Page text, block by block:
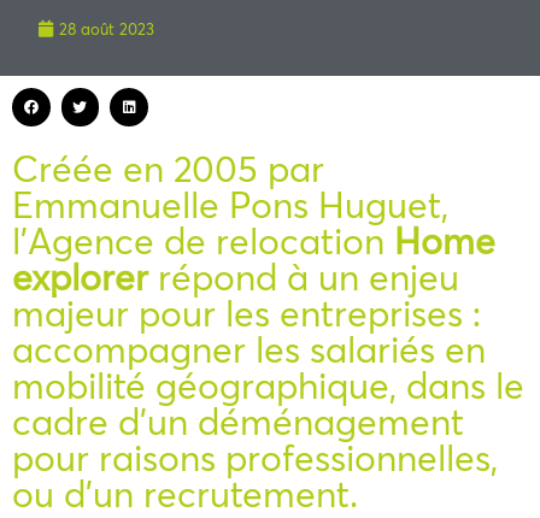
28 août 2023
Créée en 2005 par
Emmanuelle Pons Huguet,
l’Agence de relocation Home
explorerrépond à un enjeu
majeur pour les entreprises :
accompagner les salariés en
mobilité géographique, dans le
cadre d’un déménagement
pour raisons professionnelles,
ou d’un recrutement.